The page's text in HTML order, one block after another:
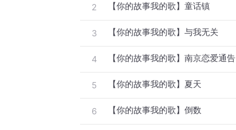
2 【你的故事我的歌】童话镇
3 【你的故事我的歌】与我无关
4 【你的故事我的歌】南京恋爱通告
5 【你的故事我的歌】夏天
6 【你的故事我的歌】倒数